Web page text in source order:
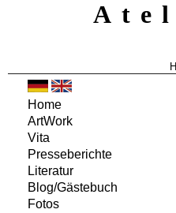
Home
ArtWork
Vita
Presseberichte
Literatur
Blog/Gästebuch
Fotos